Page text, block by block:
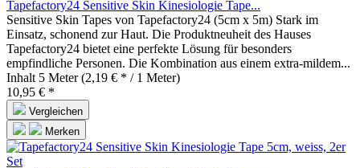
Tapefactory24 Sensitive Skin Kinesiologie Tape...
Sensitive Skin Tapes von Tapefactory24 (5cm x 5m) Stark im
Einsatz, schonend zur Haut. Die Produktneuheit des Hauses
Tapefactory24 bietet eine perfekte Lösung für besonders
empfindliche Personen. Die Kombination aus einem extra-mildem...
Inhalt 5 Meter(2,19 € * / 1 Meter)
10,95 € *
Vergleichen
Merken